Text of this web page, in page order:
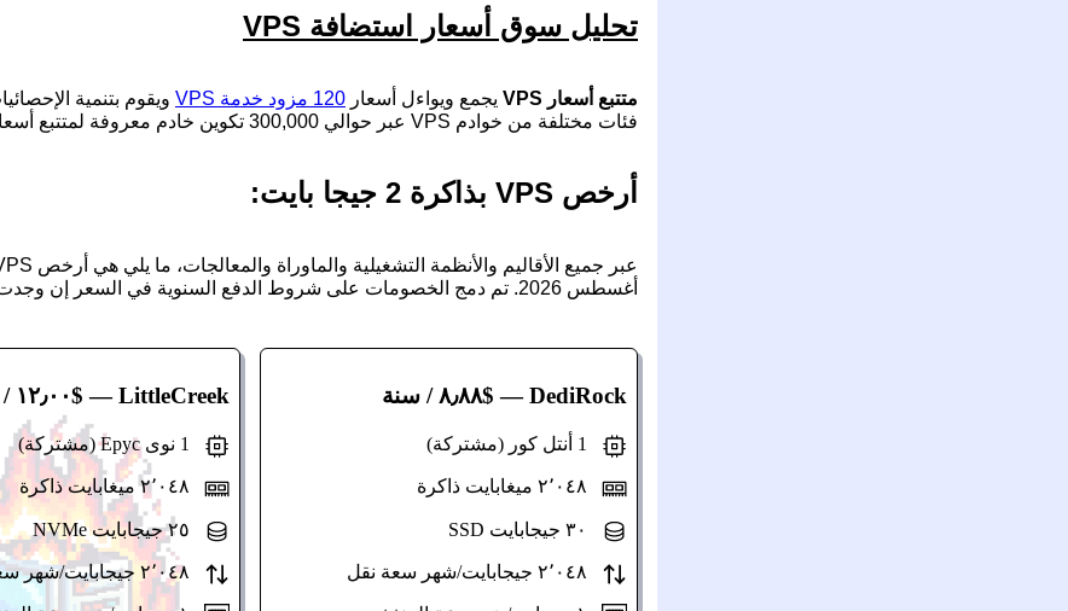
تحليل سوق أسعار استضافة VPS
متتبع أسعار VPS يجمع ويواءل أسعار 120 مزود خدمة VPS
فئات مختلفة من خوادم VPS عبر حوالي 300,000 تكوين خادم معروفة لمتتبع أسعار VPS.
أرخص VPS بذاكرة 2 جيجا بايت:
أغسطس 2026. تم دمج الخصومات على شروط الدفع السنوية في السعر إن وجدت. يمكنك ❯
DediRock— $٨٫٨٨ / سنة
٢٬٠٤٨ ميغابايت ذاكرة
LittleCreek— $١٢٫٠٠ / سنة